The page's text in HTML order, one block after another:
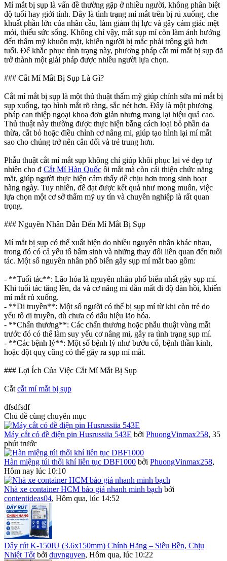
Mí mắt bị sụp là vấn đề thường gặp ở nhiều người, không phân biệt
độ tuổi hay giới tính. Đây là tình trạng mí mắt trên bị rủ xuống, che
khuất phần lớn của nhãn cầu, làm giảm thị lực và gây cảm giác mệt
mỏi, thiếu sức sống. Không chỉ vậy, mắt sụp mí còn làm ảnh hưởng
đến thẩm mỹ khuôn mặt, khiến người bị mắc phải trông già hơn
tuổi. Để khắc phục tình trạng này, phương pháp cắt mí mắt bị sụp đã
trở thành một giải pháp được nhiều người lựa chọn.
### Cắt Mí Mắt Bị Sụp Là Gì?
Cắt mí mắt bị sụp là một thủ thuật thẩm mỹ giúp chỉnh sửa mí mắt bị
sụp xuống, tạo hình mắt rõ ràng, sắc nét hơn. Đây là một phương
pháp can thiệp ngoại khoa đơn giản nhưng mang lại hiệu quả cao.
Thủ thuật này thường được thực hiện bằng cách loại bỏ phần da
thừa, cắt bỏ hoặc điều chỉnh cơ nâng mi, giúp tạo hình lại mí mắt
sao cho chúng trở nên cân đối và trẻ trung hơn.
Phẫu thuật cắt mí mắt sụp không chỉ giúp khôi phục lại vẻ đẹp tự
nhiên cho đ Cắt Mí Hàn Quốc ôi mắt mà còn cải thiện chức năng
mắt, giúp người thực hiện cảm thấy dễ chịu hơn trong sinh hoạt
hàng ngày. Tuy nhiên, để đạt được kết quả như mong muốn, việc
lựa chọn một cơ sở thẩm mỹ uy tín và chuyên nghiệp là rất quan
trọng.
### Nguyên Nhân Dẫn Đến Mí Mắt Bị Sụp
Mí mắt bị sụp có thể xuất hiện do nhiều nguyên nhân khác nhau,
trong đó có cả yếu tố bẩm sinh và những thay đổi liên quan đến tuổi
tác. Một số nguyên nhân phổ biến gây sụp mí mắt bao gồm:
- **Tuổi tác**: Lão hóa là nguyên nhân phổ biến nhất gây sụp mí.
Khi tuổi tác tăng lên, da và cơ nâng mi dần mất đi độ đàn hồi, khiến
mí mắt rủ xuống.
- **Di truyền**: Một số người có thể bị sụp mí từ khi còn trẻ do
yếu tố di truyền, dù chưa có dấu hiệu lão hóa.
- **Chấn thương**: Các chấn thương hoặc phẫu thuật vùng mắt
trước đó có thể làm suy yếu cơ nâng mi, gây ra tình trạng sụp mí.
- **Các bệnh lý**: Một số bệnh lý như bướu cổ, bệnh thần kinh,
hoặc đột quỵ cũng có thể gây ra sụp mí mắt.
### Lợi Ích Của Việc Cắt Mí Mắt Bị Sụp
Cắt cắt mí mắt bị sụp
dfsdfsdf
Chủ đề cùng chuyên mục
Máy cắt cỏ đề điện pin Husrussiia 543E bởi PhuongVinmax258, 35
phút trước
Hàn miệng túi thổi khí liên tục DBF1000 bởi PhuongVinmax258,
Hôm nay lúc 10:10
Nhà xe container HCM báo giá nhanh minh bạch bởi
contentideas04, Hôm qua, lúc 14:52
Dây rút K-150IU (3.6x150mm) Chính Hãng – Siêu Bền, Chịu
Nhiệt Tốt bởi duynguyen, Hôm qua, lúc 10:22